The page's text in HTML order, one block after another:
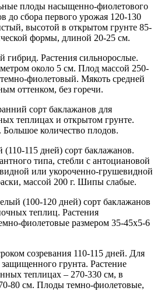
плоды насыщенно-фиолетового
до сбора первого урожая 120-130
высотой в открытом грунте 85-
формы, длиной 20-25 см.
гибрид. Растения сильнорослые.
около 5 см. Плод массой 250-
фиолетовый. Мякоть средней
оттенком, без горечи.
сорт баклажанов для
теплицах и открытом грунте.
количество плодов.
(110-115 дней) сорт баклажанов.
типа, стебли с антоциановой
или укороченно-грушевидной
массой 200 г. Шипы слабые.
(100-120 дней) сорт баклажанов
теплиц. Растения
фиолетовые размером 35-45х5-6
созревания 110-115 дней. Для
грунта. Растение
теплицах – 270-330 см, в
80 см. Плоды темно-фиолетовые,